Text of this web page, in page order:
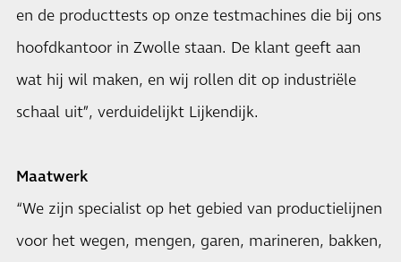
en de producttests op onze testmachines die bij ons
hoofdkantoor in Zwolle staan. De klant geeft aan
wat hij wil maken, en wij rollen dit op industriële
schaal uit”, verduidelijkt Lijkendijk.
Maatwerk
“We zijn specialist op het gebied van productielijnen
voor het wegen, mengen, garen, marineren, bakken,